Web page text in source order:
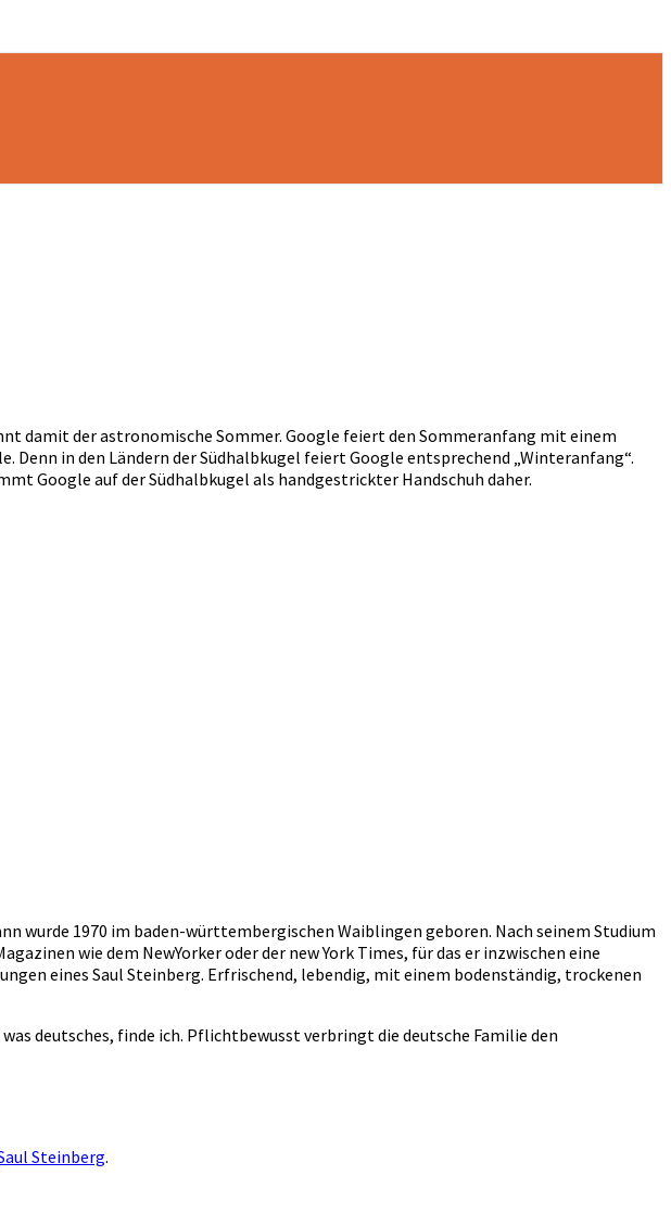
damit der astronomische Sommer. Google feiert den Sommeranfang mit einem
in den Ländern der Südhalbkugel feiert Google entsprechend „Winteranfang“.
Google auf der Südhalbkugel als handgestrickter Handschuh daher.
wurde 1970 im baden-württembergischen Waiblingen geboren. Nach seinem Studium
wie dem NewYorker oder der new York Times, für das er inzwischen eine
eines Saul Steinberg. Erfrischend, lebendig, mit einem bodenständig, trockenen
was deutsches, finde ich. Pflichtbewusst verbringt die deutsche Familie den
Steinberg.